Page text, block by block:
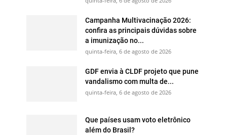
Campanha Multivacinação 2026:
confira as principais dúvidas sobre
a imunização no...
quinta-feira, 6 de agosto de 2026
GDF envia à CLDF projeto que pune
vandalismo com multa de...
quinta-feira, 6 de agosto de 2026
Que países usam voto eletrônico
além do Brasil?